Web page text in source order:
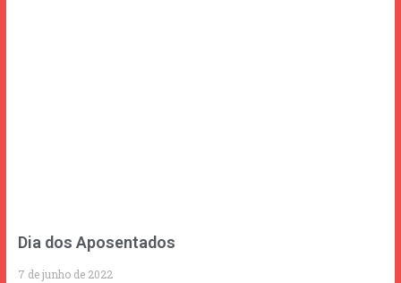
Dia dos Aposentados
7 de junho de 2022